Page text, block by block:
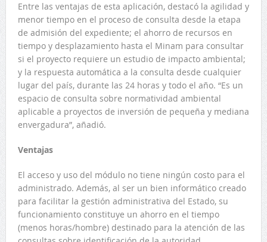
Entre las ventajas de esta aplicación, destacó la agilidad y
menor tiempo en el proceso de consulta desde la etapa
de admisión del expediente; el ahorro de recursos en
tiempo y desplazamiento hasta el Minam para consultar
si el proyecto requiere un estudio de impacto ambiental;
y la respuesta automática a la consulta desde cualquier
lugar del país, durante las 24 horas y todo el año. “Es un
espacio de consulta sobre normatividad ambiental
aplicable a proyectos de inversión de pequeña y mediana
envergadura”, añadió.
Ventajas
El acceso y uso del módulo no tiene ningún costo para el
administrado. Además, al ser un bien informático creado
para facilitar la gestión administrativa del Estado, su
funcionamiento constituye un ahorro en el tiempo
(menos horas/hombre) destinado para la atención de las